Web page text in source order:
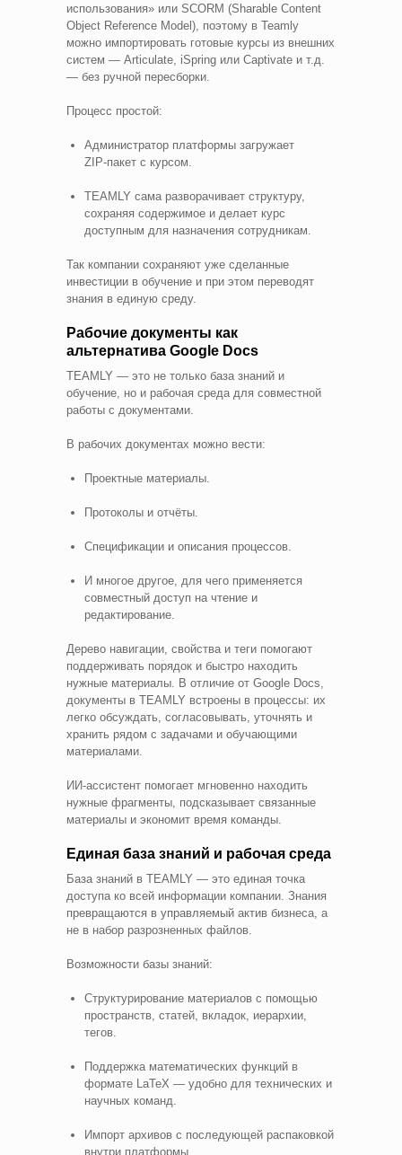
использования» или SCORM (Sharable Content
Object Reference Model), поэтому в Teamly
можно импортировать готовые курсы из внешних
систем — Articulate, iSpring или Captivate и т.д.
— без ручной пересборки.
Процесс простой:
Администратор платформы загружает
ZIP‑пакет с курсом.
TEAMLY сама разворачивает структуру,
сохраняя содержимое и делает курс
доступным для назначения сотрудникам.
Так компании сохраняют уже сделанные
инвестиции в обучение и при этом переводят
знания в единую среду.
Рабочие документы как
альтернатива Google Docs
TEAMLY — это не только база знаний и
обучение, но и рабочая среда для совместной
работы с документами.
В рабочих документах можно вести:
Проектные материалы.
Протоколы и отчёты.
Спецификации и описания процессов.
И многое другое, для чего применяется
совместный доступ на чтение и
редактирование.
Дерево навигации, свойства и теги помогают
поддерживать порядок и быстро находить
нужные материалы. В отличие от Google Docs,
документы в TEAMLY встроены в процессы: их
легко обсуждать, согласовывать, уточнять и
хранить рядом с задачами и обучающими
материалами.
ИИ‑ассистент помогает мгновенно находить
нужные фрагменты, подсказывает связанные
материалы и экономит время команды.
Единая база знаний и рабочая среда
База знаний в TEAMLY — это единая точка
доступа ко всей информации компании. Знания
превращаются в управляемый актив бизнеса, а
не в набор разрозненных файлов.
Возможности базы знаний:
Структурирование материалов с помощью
пространств, статей, вкладок, иерархии,
тегов.
Поддержка математических функций в
формате LaTeX — удобно для технических и
научных команд.
Импорт архивов с последующей распаковкой
внутри платформы.